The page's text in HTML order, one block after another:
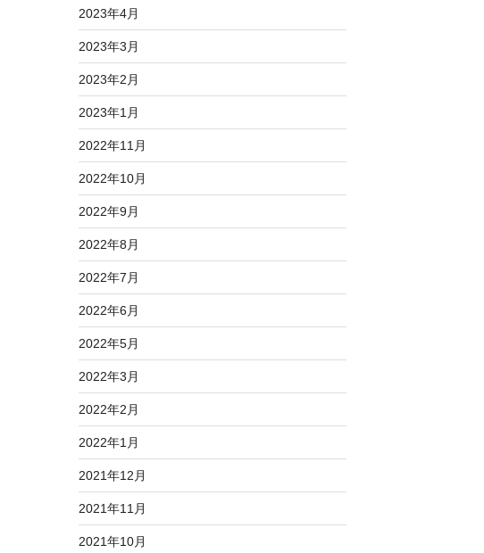
2023年4月
2023年3月
2023年2月
2023年1月
2022年11月
2022年10月
2022年9月
2022年8月
2022年7月
2022年6月
2022年5月
2022年3月
2022年2月
2022年1月
2021年12月
2021年11月
2021年10月